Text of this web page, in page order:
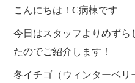
スタッフブログ
介護保険相談・ケアプラン
三芳地域在宅介護相談 【
光洋会の四季
こんにちは！C病棟です
今日はスタッフよりめずら
たのでご紹介します！
冬イチゴ（ウィンターベリ